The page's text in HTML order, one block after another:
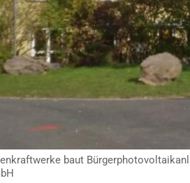
baut